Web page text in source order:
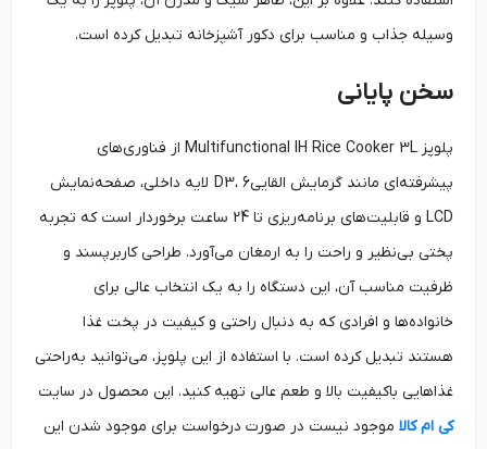
وسیله جذاب و مناسب برای دکور آشپزخانه تبدیل کرده است.
سخن پایانی
پلوپز Multifunctional IH Rice Cooker 3L از فناوری‌های
پیشرفته‌ای مانند گرمایش القاییD3، 6 لایه داخلی، صفحه‌نمایش
LCD و قابلیت‌های برنامه‌ریزی تا 24 ساعت برخوردار است که تجربه
پختی بی‌نظیر و راحت را به ارمغان می‌آورد. طراحی کاربرپسند و
ظرفیت مناسب آن، این دستگاه را به یک انتخاب عالی برای
خانواده‌ها و افرادی که به دنبال راحتی و کیفیت در پخت غذا
هستند تبدیل کرده است. با استفاده از این پلوپز، می‌توانید به‌راحتی
غذاهایی باکیفیت بالا و طعم عالی تهیه کنید. این محصول در سایت
کی ام کالاموجود نیست در صورت درخواست برای موجود شدن این